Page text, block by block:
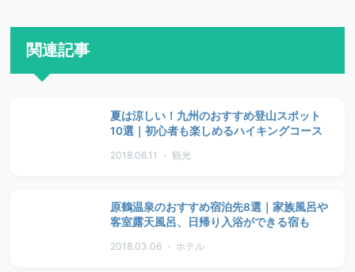
関連記事
夏は涼しい！九州のおすすめ登山スポット
10選｜初心者も楽しめるハイキングコース
2018.06.11 ・ 観光
原鶴温泉のおすすめ宿泊先8選｜家族風呂や
客室露天風呂、日帰り入浴ができる宿も
2018.03.06 ・ ホテル